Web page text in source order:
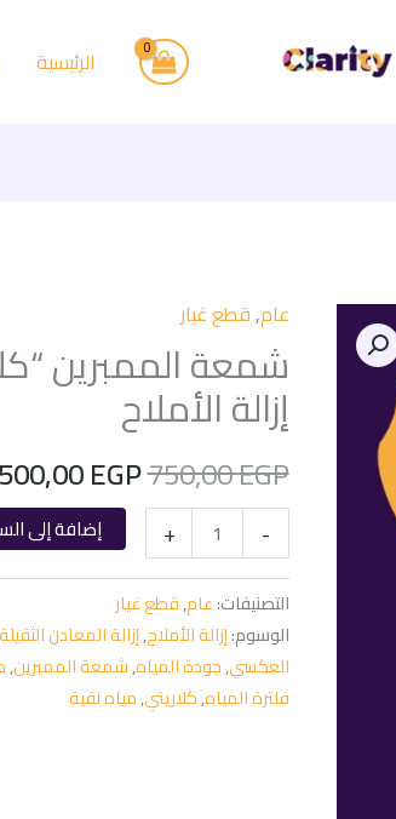
الرئيسية
عام,قطع غيار
شمعة الممبرين
إزالة الأملاح
750,00EGP
الأصلي
هو:
750,00 EGP.
500,00EGP
-
+ إضافة إلى
التصنيفات:عام,قطع غيار
الوسوم:إزالة الأملاح,إزالة المعادن
العكسي,جودة المياه,شمعة الممبرين,
فلترة المياه,كلاريتي,مياه نقية